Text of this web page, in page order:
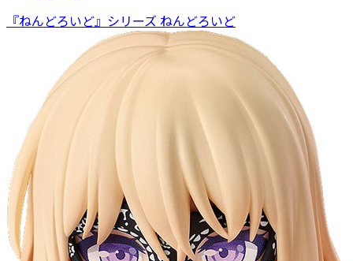
『ねんどろいど』シリーズ ねんどろいど